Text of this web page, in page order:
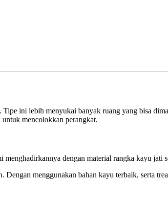
ini lebih menyukai banyak ruang yang bisa
mencolokkan perangkat.
dengan material rangka kayu jati
menggunakan bahan kayu terbaik, serta